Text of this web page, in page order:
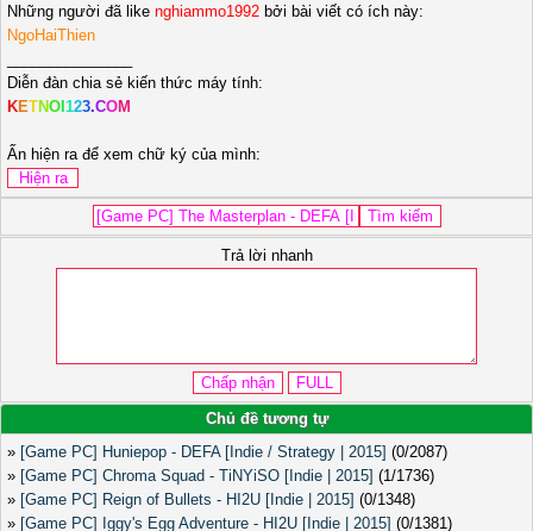
Những người đã like nghiammo1992 bởi bài viết có ích này:
NgoHaiThien
Diễn đàn chia sẻ kiến thức máy tính:
KETNO 123.COM
Ấn hiện ra để xem chữ ký của mình:
Trả lời nhanh
Chủ đề tương tự
» [Game PC] Huniepop - DEFA [Indie / Strategy | 2015] (0/2087)
» [Game PC] Chroma Squad - TiNYiSO [Indie | 2015] (1/1736)
» [Game PC] Reign of Bullets - HI2U [Indie | 2015] (0/1348)
» [Game PC] Iggy's Egg Adventure - HI2U [Indie | 2015] (0/1381)